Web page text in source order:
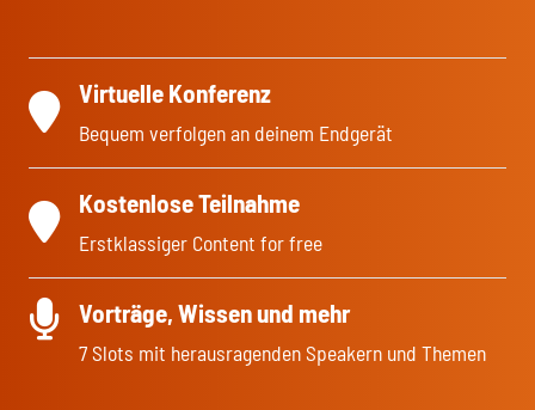
Virtuelle Konferenz
Bequem verfolgen an deinem Endgerät
Kostenlose Teilnahme
Erstklassiger Content for free
Vorträge, Wissen und mehr
7 Slots mit herausragenden Speakern und Themen